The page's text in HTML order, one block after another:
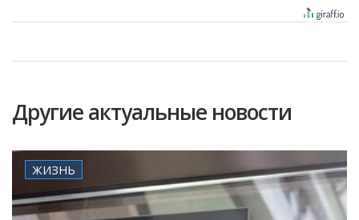
Другие актуальные новости
ЖИЗНЬ